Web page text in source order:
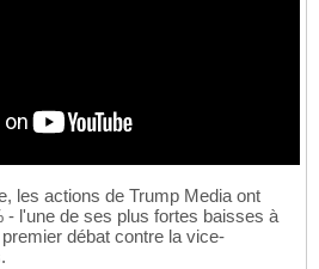
les actions de Trump Media ont
- l'une de ses plus fortes baisses à
débat contre la vice-